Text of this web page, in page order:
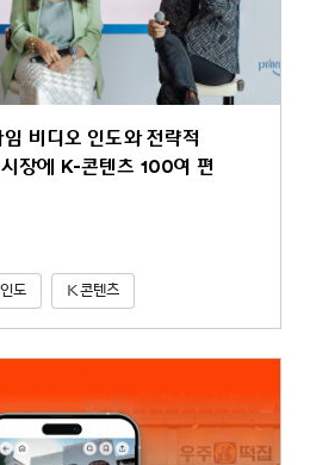
비디오 인도와 전략적
장에 K-콘텐츠 100여 편
인도 K콘텐츠